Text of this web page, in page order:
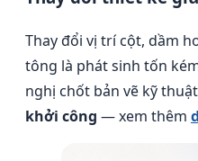
Thay đổi vị trí cột, dầm
tông là phát sinh tốn
nghị chốt bản vẽ kỹ
khởi công — xem thêm